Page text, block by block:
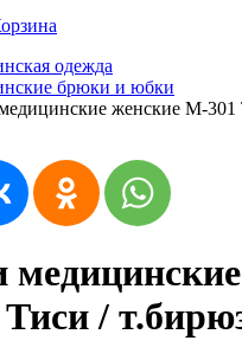
одежда
брюки и юбки
женские М-301
/